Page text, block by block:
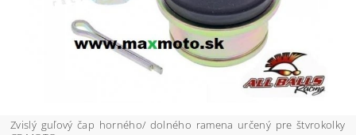
Zvislý guľový čap horného/ dolného ramena určený pre štvrokolky